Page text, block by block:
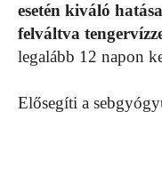
esetén kiváló
felváltva
legalább 12 napon
Elősegíti a